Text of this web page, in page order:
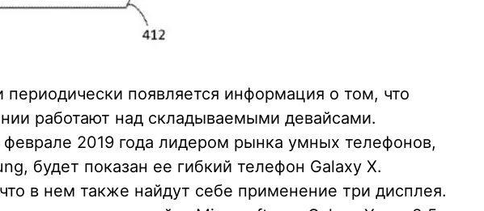
появляется информация о том, что
работают над складываемыми девайсами.
2019 года лидером рынка умных телефонов,
будет показан ее гибкий телефон Galaxy X.
в нем также найдут себе применение три дисплея.